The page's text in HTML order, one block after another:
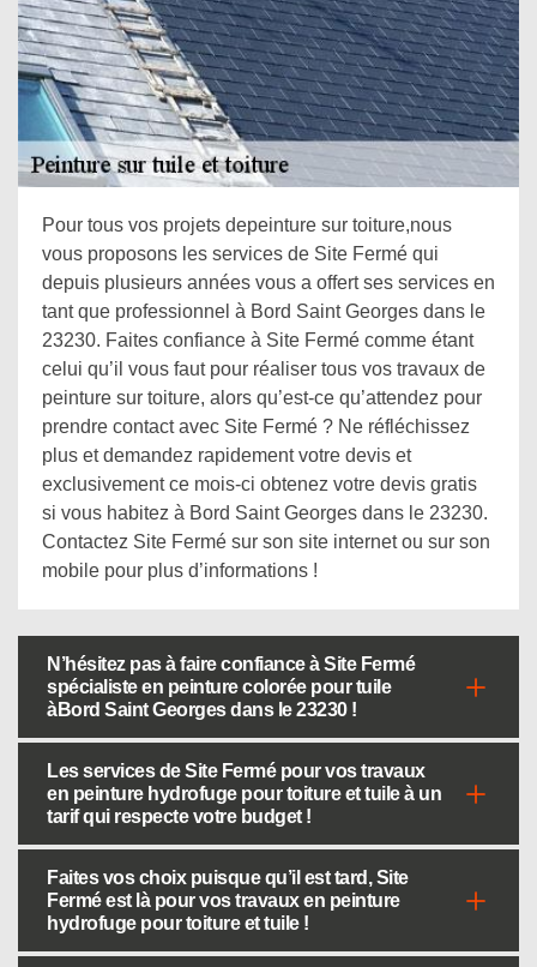
Pour tous vos projets depeinture sur toiture,nous
vous proposons les services de Site Fermé qui
depuis plusieurs années vous a offert ses services en
tant que professionnel à Bord Saint Georges dans le
23230. Faites confiance à Site Fermé comme étant
celui qu’il vous faut pour réaliser tous vos travaux de
peinture sur toiture, alors qu’est-ce qu’attendez pour
prendre contact avec Site Fermé ? Ne réfléchissez
plus et demandez rapidement votre devis et
exclusivement ce mois-ci obtenez votre devis gratis
si vous habitez à Bord Saint Georges dans le 23230.
Contactez Site Fermé sur son site internet ou sur son
mobile pour plus d’informations !
N’hésitez pas à faire confiance à Site Fermé
spécialiste en peinture colorée pour tuile
àBord Saint Georges dans le 23230 !
Les services de Site Fermé pour vos travaux
en peinture hydrofuge pour toiture et tuile à un
tarif qui respecte votre budget !
Faites vos choix puisque qu’il est tard, Site
Fermé est là pour vos travaux en peinture
hydrofuge pour toiture et tuile !